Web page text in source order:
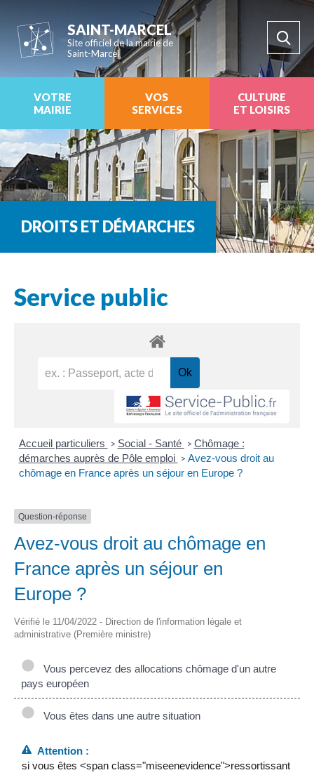
SAINT-MARCEL
Site officiel de la mairie de
Saint-Marcel
VOTRE
MAIRIE
VOS
SERVICES
CULTURE
ET LOISIRS
DROITS ET DÉMARCHES
Service public
Accueil particuliers > Social - Santé > Chômage :
démarches auprès de Pôle emploi > Avez-vous droit au
chômage en France après un séjour en Europe ?
Question-réponse
Avez-vous droit au chômage en
France après un séjour en
Europe ?
Vérifié le 11/04/2022 - Direction de l'information légale et
administrative (Première ministre)
Vous percevez des allocations chômage d'un autre
pays européen
Vous êtes dans une autre situation
Attention :
si vous êtes <span class="miseenevidence">ressortissant